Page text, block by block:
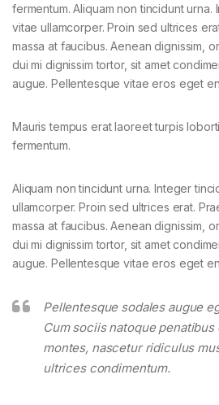
fermentum. Aliquam non tincidunt urna.
vitae ullamcorper. Proin sed ultrices
massa at faucibus. Aenean dignissim,
dui mi dignissim tortor, sit amet
augue. Pellentesque vitae eros eget
Mauris tempus erat laoreet turpis
fermentum.
Aliquam non tincidunt urna. Integer
ullamcorper. Proin sed ultrices erat.
massa at faucibus. Aenean dignissim,
dui mi dignissim tortor, sit amet
augue. Pellentesque vitae eros eget
Pellentesque sodales augue
Cum sociis natoque
montes, nascetur ridiculus
ultrices condimentum.